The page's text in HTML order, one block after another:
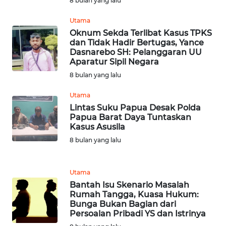
Utama
Oknum Sekda Terlibat Kasus TPKS
dan Tidak Hadir Bertugas, Yance
Dasnarebo SH: Pelanggaran UU
Aparatur Sipil Negara
8 bulan yang lalu
Utama
Lintas Suku Papua Desak Polda
Papua Barat Daya Tuntaskan
Kasus Asusila
8 bulan yang lalu
Utama
Bantah Isu Skenario Masalah
Rumah Tangga, Kuasa Hukum:
Bunga Bukan Bagian dari
Persoalan Pribadi YS dan Istrinya
WN
SERAMBI
WN
SULTRA
SULTENG